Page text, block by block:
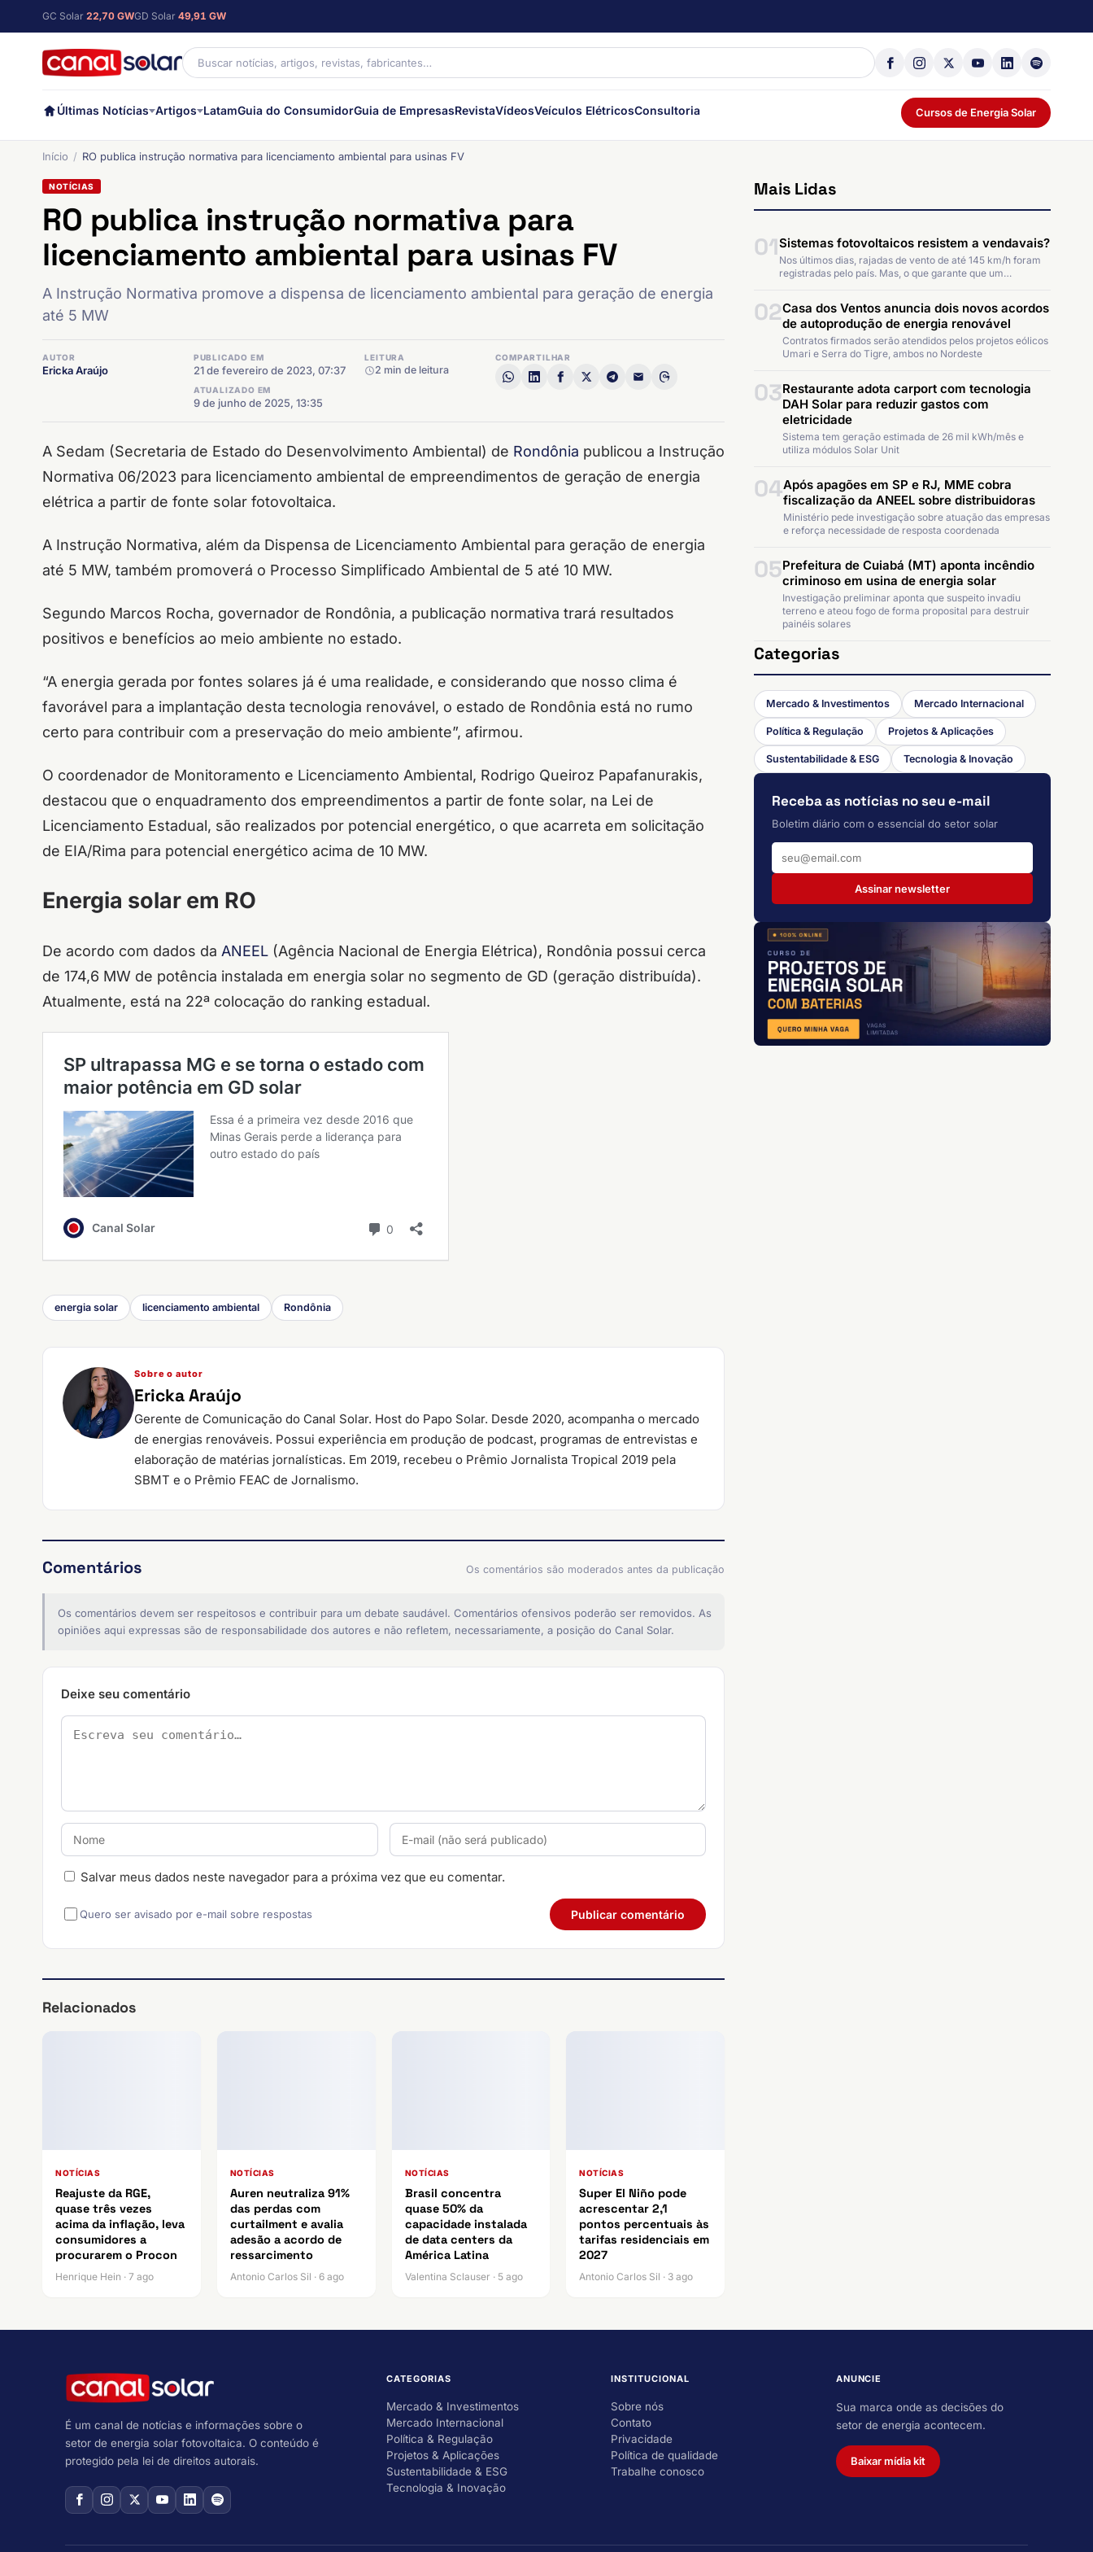
GC Solar 22,70 GWGD Solar 49,91 GW
Últimas Notícias Artigos LatamGuia do ConsumidorGuia de EmpresasRevistaVídeosVeículos ElétricosConsultoria Cursos de Energia Solar
Início RO publica instrução normativa para licenciamento ambiental para usinas FV
NOTÍCIAS
RO publica instrução normativa para
licenciamento ambiental para usinas FV
A Instrução Normativa promove a dispensa de licenciamento ambiental para geração de energia
até 5 MW
AUTOR
Ericka Araújo
PUBLICADO EM
21 de fevereiro de 2023, 07:37
ATUALIZADO EM
9 de junho de 2025, 13:35
LEITURA
2 min de leitura
COMPARTILHAR
A Sedam (Secretaria de Estado do Desenvolvimento Ambiental) de Rondônia publicou a Instrução
Normativa 06/2023 para licenciamento ambiental de empreendimentos de geração de energia
elétrica a partir de fonte solar fotovoltaica.
A Instrução Normativa, além da Dispensa de Licenciamento Ambiental para geração de energia
até 5 MW, também promoverá o Processo Simplificado Ambiental de 5 até 10 MW.
Segundo Marcos Rocha, governador de Rondônia, a publicação normativa trará resultados
positivos e benefícios ao meio ambiente no estado.
“A energia gerada por fontes solares já é uma realidade, e considerando que nosso clima é
favorável para a implantação desta tecnologia renovável, o estado de Rondônia está no rumo
certo para contribuir com a preservação do meio ambiente”, afirmou.
O coordenador de Monitoramento e Licenciamento Ambiental, Rodrigo Queiroz Papafanurakis,
destacou que o enquadramento dos empreendimentos a partir de fonte solar, na Lei de
Licenciamento Estadual, são realizados por potencial energético, o que acarreta em solicitação
de EIA/Rima para potencial energético acima de 10 MW.
Energia solar em RO
De acordo com dados da ANEEL (Agência Nacional de Energia Elétrica), Rondônia possui cerca
de 174,6 MW de potência instalada em energia solar no segmento de GD (geração distribuída).
Atualmente, está na 22ª colocação do ranking estadual.
energia solar licenciamento ambiental Rondônia
Sobre o autor
Ericka Araújo
Gerente de Comunicação do Canal Solar. Host do Papo Solar. Desde 2020, acompanha o mercado
de energias renováveis. Possui experiência em produção de podcast, programas de entrevistas e
elaboração de matérias jornalísticas. Em 2019, recebeu o Prêmio Jornalista Tropical 2019 pela
SBMT e o Prêmio FEAC de Jornalismo.
Comentários Os comentários são moderados antes da publicação
Os comentários devem ser respeitosos e contribuir para um debate saudável. Comentários ofensivos poderão ser removidos. As
opiniões aqui expressas são de responsabilidade dos autores e não refletem, necessariamente, a posição do Canal Solar.
Deixe seu comentário
Salvar meus dados neste navegador para a próxima vez que eu comentar.
Quero ser avisado por e-mail sobre respostas
Relacionados
NOTÍCIAS
Reajuste da RGE,
quase três vezes
acima da inflação, leva
consumidores a
procurarem o Procon
Henrique Hein · 7 ago
NOTÍCIAS
Auren neutraliza 91%
das perdas com
curtailment e avalia
adesão a acordo de
ressarcimento
Antonio Carlos Sil · 6 ago
NOTÍCIAS
Brasil concentra
quase 50% da
capacidade instalada
de data centers da
América Latina
Valentina Sclauser · 5 ago
NOTÍCIAS
Super El Niño pode
acrescentar 2,1
pontos percentuais às
tarifas residenciais em
2027
Antonio Carlos Sil · 3 ago
Mais Lidas
01Sistemas fotovoltaicos resistem a vendavais?
Nos últimos dias, rajadas de vento de até 145 km/h foram
registradas pelo país. Mas, o que garante que um…
02Casa dos Ventos anuncia dois novos acordos
de autoprodução de energia renovável
Contratos firmados serão atendidos pelos projetos eólicos
Umari e Serra do Tigre, ambos no Nordeste
03Restaurante adota carport com tecnologia
DAH Solar para reduzir gastos com
eletricidade
Sistema tem geração estimada de 26 mil kWh/mês e
utiliza módulos Solar Unit
04Após apagões em SP e RJ, MME cobra
fiscalização da ANEEL sobre distribuidoras
Ministério pede investigação sobre atuação das empresas
e reforça necessidade de resposta coordenada
05Prefeitura de Cuiabá (MT) aponta incêndio
criminoso em usina de energia solar
Investigação preliminar aponta que suspeito invadiu
terreno e ateou fogo de forma proposital para destruir
painéis solares
Categorias
Mercado & Investimentos Mercado Internacional
Política & Regulação Projetos & Aplicações
Sustentabilidade & ESG Tecnologia & Inovação
Receba as notícias no seu e-mail
Boletim diário com o essencial do setor solar
Assinar newsletter
É um canal de notícias e informações sobre o
setor de energia solar fotovoltaica. O conteúdo é
protegido pela lei de direitos autorais.
CATEGORIAS
Mercado & Investimentos
Mercado Internacional
Política & Regulação
Projetos & Aplicações
Sustentabilidade & ESG
Tecnologia & Inovação
INSTITUCIONAL
Sobre nós
Contato
Privacidade
Política de qualidade
Trabalhe conosco
ANUNCIE
Sua marca onde as decisões do
setor de energia acontecem.
Baixar mídia kit